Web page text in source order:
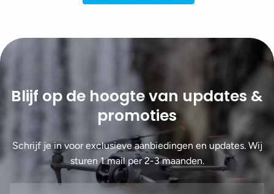
Blijf op de hoogte van updates &
promoties
Schrijf je in voor exclusieve aanbiedingen en updates. Wij
sturen 1 mail per 2-3 maanden.